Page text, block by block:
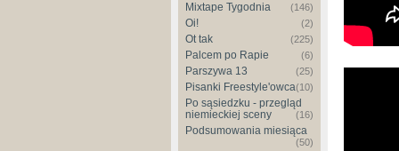
Mixtape Tygodnia (146)
Oi! (2)
Ot tak (225)
Palcem po Rapie (6)
Parszywa 13 (25)
Pisanki Freestyle'owca(10)
Po sąsiedzku - przegląd
niemieckiej sceny
(16)
Podsumowania miesiąca
(50)